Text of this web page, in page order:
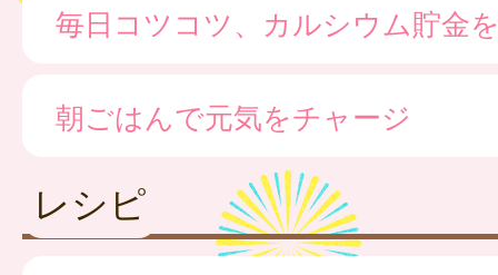
毎日コツコツ、カルシウム貯金
朝ごはんで元気をチャージ
レシピ